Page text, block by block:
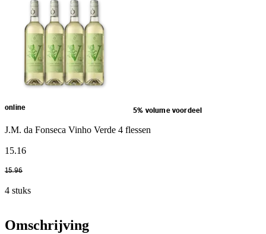
online 5% volume voordeel
J.M. da Fonseca Vinho Verde 4 flessen
15.16
15.96
4 stuks
Omschrijving